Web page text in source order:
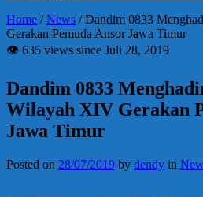
Home /News /Dandim 0833
Gerakan Pemuda Ansor Jawa Timur
👁 635 views since Juli 28, 2019
Dandim 0833
Wilayah XIV Gerakan
Jawa Timur
Posted on 28/07/2019 by dendy in